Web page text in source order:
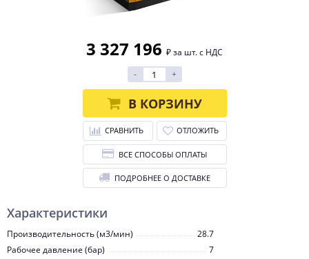
Характеристики
Производительность (м3/мин)
28.7
Рабочее давление (бар)
7
3 327 196 ₽ за шт. с НДС
-
+
В КОРЗИНУ
СРАВНИТЬ ОТЛОЖИТЬ
ВСЕ СПОСОБЫ ОПЛАТЫ
ПОДРОБНЕЕ О ДОСТАВКЕ